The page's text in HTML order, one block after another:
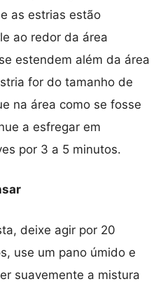
as estrias estão
ao redor da área
estendem além da área
for do tamanho de
na área como se fosse
a esfregar em
por 3 a 5 minutos.
deixe agir por 20
use um pano úmido e
suavemente a mistura